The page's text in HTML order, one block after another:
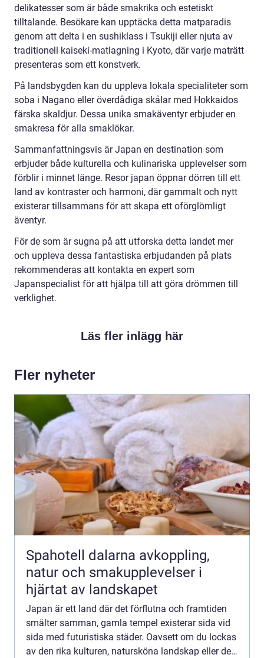
delikatesser som är både smakrika och estetiskt
tilltalande. Besökare kan upptäcka detta matparadis
genom att delta i en sushiklass i Tsukiji eller njuta av
traditionell kaiseki-matlagning i Kyoto, där varje maträtt
presenteras som ett konstverk.
På landsbygden kan du uppleva lokala specialiteter som
soba i Nagano eller överdådiga skålar med Hokkaidos
färska skaldjur. Dessa unika smakäventyr erbjuder en
smakresa för alla smaklökar.
Sammanfattningsvis är Japan en destination som
erbjuder både kulturella och kulinariska upplevelser som
förblir i minnet länge. Resor japan öppnar dörren till ett
land av kontraster och harmoni, där gammalt och nytt
existerar tillsammans för att skapa ett oförglömligt
äventyr.
För de som är sugna på att utforska detta landet mer
och uppleva dessa fantastiska erbjudanden på plats
rekommenderas att kontakta en expert som
Japanspecialist för att hjälpa till att göra drömmen till
verklighet.
Läs fler inlägg här
Fler nyheter
Spahotell dalarna avkoppling,
natur och smakupplevelser i
hjärtat av landskapet
Japan är ett land där det förflutna och framtiden
smälter samman, gamla tempel existerar sida vid
sida med futuristiska städer. Oavsett om du lockas
av den rika kulturen, natursköna landskap eller den